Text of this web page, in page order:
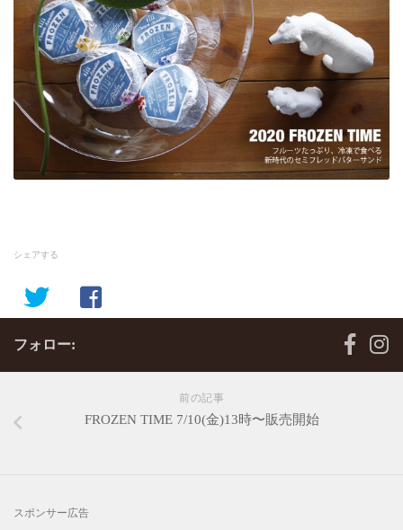
シェアする
フォロー:
前の記事
FROZEN TIME 7/10(金)13時〜販売開始
スポンサー広告